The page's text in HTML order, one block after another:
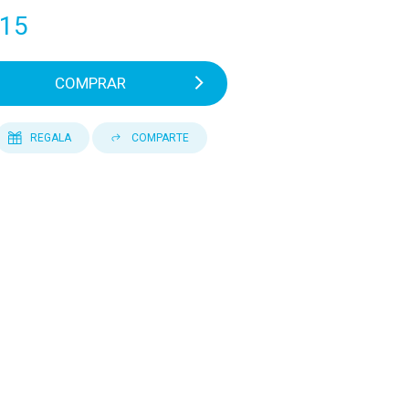
15
COMPRAR
REGALA COMPARTE